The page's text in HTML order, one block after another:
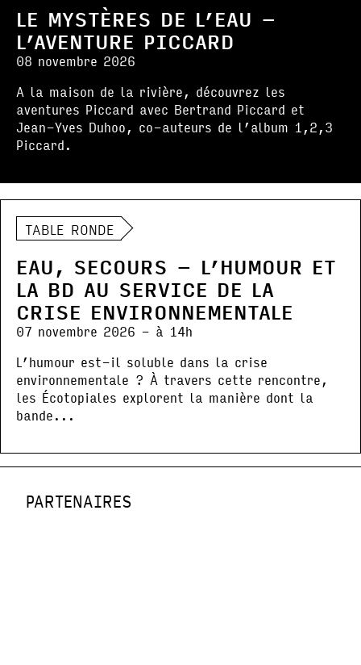
LE MYSTÈRES DE L’EAU –
L’AVENTURE PICCARD
08 novembre 2026
A la maison de la rivière, découvrez les
aventures Piccard avec Bertrand Piccard et
Jean-Yves Duhoo, co-auteurs de l’album 1,2,3
Piccard.
TABLE RONDE
EAU, SECOURS – L’HUMOUR ET
LA BD AU SERVICE DE LA
CRISE ENVIRONNEMENTALE
07 novembre 2026 - à 14h
L’humour est-il soluble dans la crise
environnementale ? À travers cette rencontre,
les Écotopiales explorent la manière dont la
bande...
PARTENAIRES